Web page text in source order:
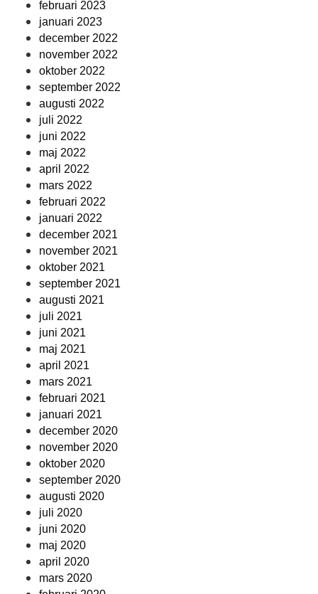
februari 2023
januari 2023
december 2022
november 2022
oktober 2022
september 2022
augusti 2022
juli 2022
juni 2022
maj 2022
april 2022
mars 2022
februari 2022
januari 2022
december 2021
november 2021
oktober 2021
september 2021
augusti 2021
juli 2021
juni 2021
maj 2021
april 2021
mars 2021
februari 2021
januari 2021
december 2020
november 2020
oktober 2020
september 2020
augusti 2020
juli 2020
juni 2020
maj 2020
april 2020
mars 2020